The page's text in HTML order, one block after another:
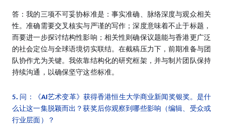
答：我的三项不可妥协标准是：事实准确、脉络深度与观众相关
性。准确需要交叉核实与严谨的写作；深度意味着不止于标题，
而要进一步探讨结构性影响；相关性则确保议题能与香港更广泛
的社会定位与全球语境切实联结。在截稿压力下，前期准备与团
队协作尤为关键。我依靠结构化的研究框架，并与制片团队保持
持续沟通，以确保坚守这些标准。
5. 问：《AI艺术变革》获得香港恒生大学商业新闻奖银奖。是什
么让这一集脱颖而出？获奖后你观察到哪些影响（编辑、受众或
行业层面）？